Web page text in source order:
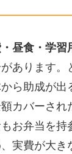
昼食・学習
あります。
ら助成が出
カバーされ
お弁当を持
実費が大き